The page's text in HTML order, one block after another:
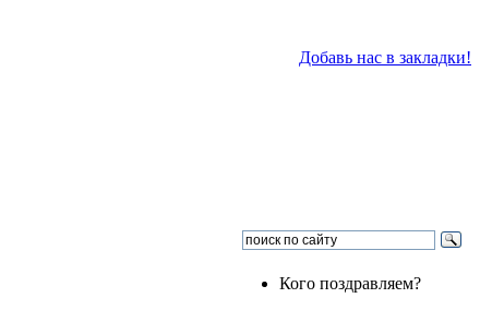
Добавь нас в закладки!
Кого поздравляем?